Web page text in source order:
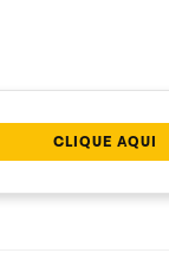
CLIQUE AQUI